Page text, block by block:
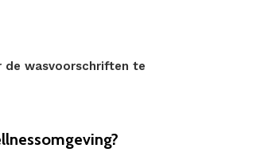
de wasvoorschriften te